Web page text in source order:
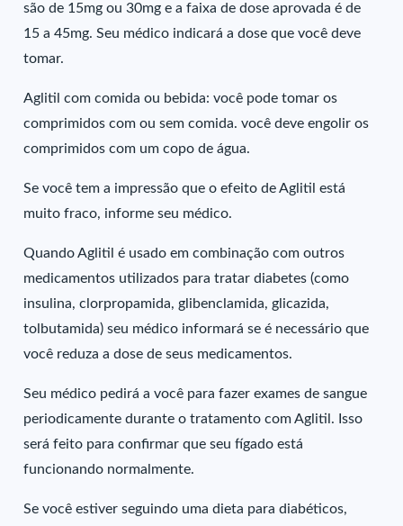
são de 15mg ou 30mg e a faixa de dose aprovada é de
15 a 45mg. Seu médico indicará a dose que você deve
tomar.
Aglitil com comida ou bebida: você pode tomar os
comprimidos com ou sem comida. você deve engolir os
comprimidos com um copo de água.
Se você tem a impressão que o efeito de Aglitil está
muito fraco, informe seu médico.
Quando Aglitil é usado em combinação com outros
medicamentos utilizados para tratar diabetes (como
insulina, clorpropamida, glibenclamida, glicazida,
tolbutamida) seu médico informará se é necessário que
você reduza a dose de seus medicamentos.
Seu médico pedirá a você para fazer exames de sangue
periodicamente durante o tratamento com Aglitil. Isso
será feito para confirmar que seu fígado está
funcionando normalmente.
Se você estiver seguindo uma dieta para diabéticos,